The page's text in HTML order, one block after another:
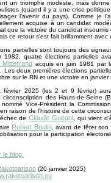
un triomphe modeste, mais
(quand il y a une crise
l'avenir du pays). Comme je
acquise à un candidat
que la victoire du candidat
ce retour s'est fait brillamment
partielles sont toujours des
1982, quatre élections partielles
Mitterrand acquis en juin 1981 par
Les deux premières élections
sur le RN et une victoire en janvier
février 2025 (les 2 et 9 février)
circonscription des Hauts-de-Seine
nommé Vice-Président la
raison de l'histoire de cette
de Claude Guéant, qui vient
Robert Boulin, avant de fêter son
pour la participation
blog.
(20 janvier2025)